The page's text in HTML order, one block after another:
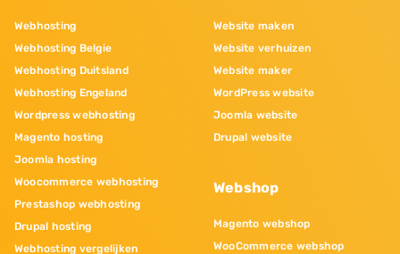
Webhosting
Webhosting Belgie
Webhosting Duitsland
Webhosting Engeland
Wordpress webhosting
Magento hosting
Joomla hosting
Woocommerce webhosting
Prestashop webhosting
Drupal hosting
Webhosting vergelijken
Website maken
Website verhuizen
Website maker
WordPress website
Joomla website
Drupal website
Webshop
Magento webshop
WooCommerce webshop